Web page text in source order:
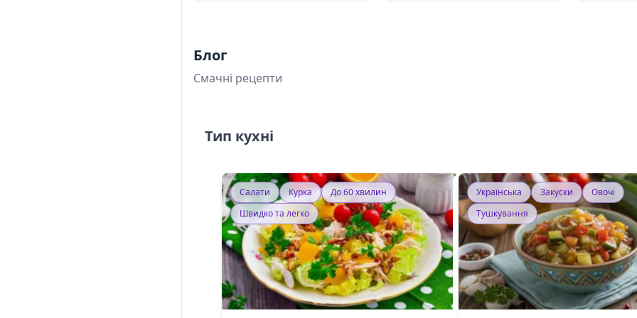
Блог
Смачні рецепти
Тип кухні
Салати Курка
До 60 хвилин
Швидко та легко
Українська Закуски
Овочі
Тушкування